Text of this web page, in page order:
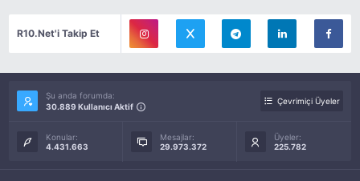
R10.Net'i Takip Et
Şu anda forumda:
30.889 Kullanıcı Aktif
Çevrimiçi Üyeler
Konular:
4.431.663
Mesajlar:
29.973.372
Üyeler:
225.782